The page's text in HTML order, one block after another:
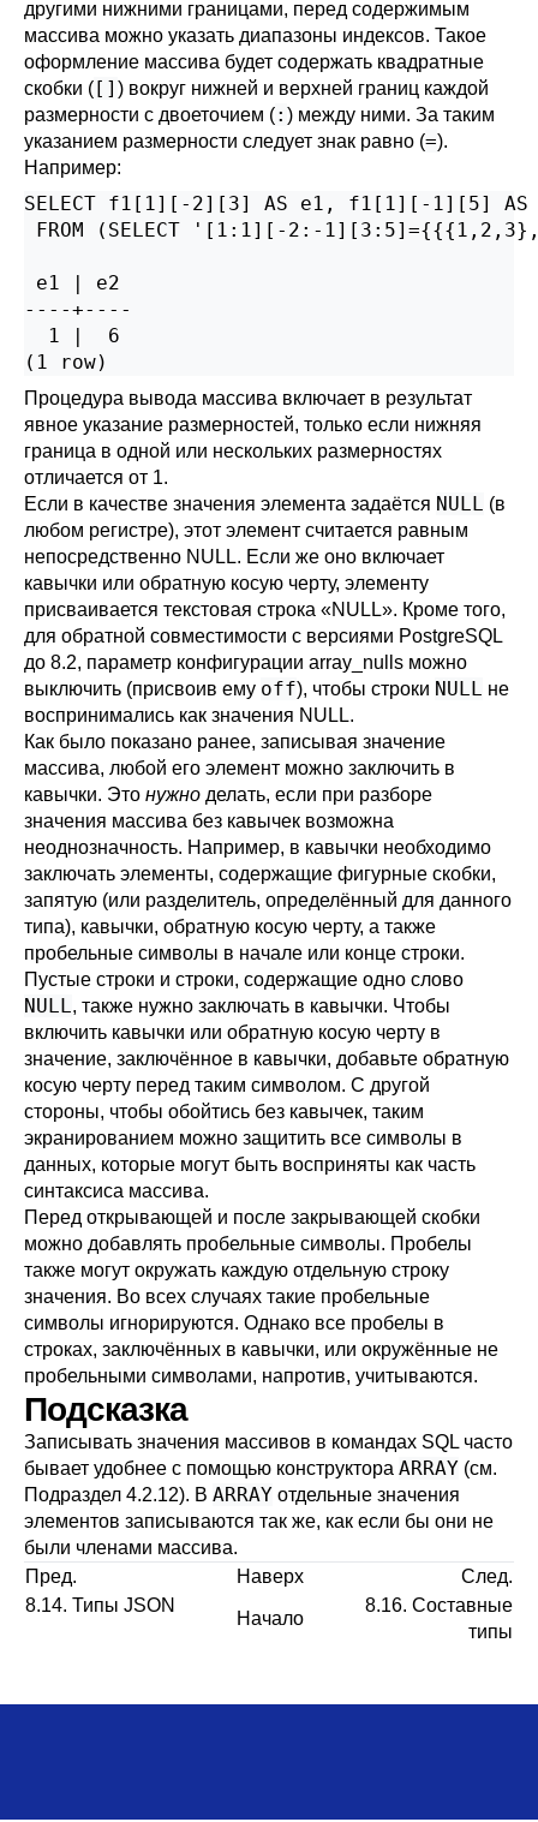
другими нижними границами, перед содержимым
массива можно указать диапазоны индексов. Такое
оформление массива будет содержать квадратные
скобки ([] ) вокруг нижней и верхней границ каждой
размерности с двоеточием (: ) между ними. За таким
указанием размерности следует знак равно (=).
Например:
SELECT f1[1][-2][3] AS e1, f1[1][-1][5] AS
FROM (SELECT '[1:1][-2:-
e1 | e2
----+----
  1 |  6
(1 row)
Процедура вывода массива включает в результат
явное указание размерностей, только если нижняя
граница в одной или нескольких размерностях
отличается от 1.
Если в качестве значения элемента задаётся NULL (в
любом регистре), этот элемент считается равным
непосредственно NULL. Если же оно включает
кавычки или обратную косую черту, элементу
присваивается текстовая строка «NULL». Кроме того,
для обратной совместимости с версиями PostgreSQL
до 8.2, параметр конфигурации array_nulls можно
выключить (присвоив ему off), чтобы строки NULL не
воспринимались как значения NULL.
Как было показано ранее, записывая значение
массива, любой его элемент можно заключить в
кавычки. Это нужно делать, если при разборе
значения массива без кавычек возможна
неоднозначность. Например, в кавычки необходимо
заключать элементы, содержащие фигурные скобки,
запятую (или разделитель, определённый для данного
типа), кавычки, обратную косую черту, а также
пробельные символы в начале или конце строки.
Пустые строки и строки, содержащие одно слово
NULL, также нужно заключать в кавычки. Чтобы
включить кавычки или обратную косую черту в
значение, заключённое в кавычки, добавьте обратную
косую черту перед таким символом. С другой
стороны, чтобы обойтись без кавычек, таким
экранированием можно защитить все символы в
данных, которые могут быть восприняты как часть
синтаксиса массива.
Перед открывающей и после закрывающей скобки
можно добавлять пробельные символы. Пробелы
также могут окружать каждую отдельную строку
значения. Во всех случаях такие пробельные
символы игнорируются. Однако все пробелы в
строках, заключённых в кавычки, или окружённые не
пробельными символами, напротив, учитываются.
Подсказка
Записывать значения массивов в командах SQL часто
бывает удобнее с помощью конструктора ARRAY (см.
Подраздел 4.2.12). В ARRAY отдельные значения
элементов записываются так же, как если бы они не
были членами массива.
Пред.
Наверх
След.
8.14. Типы JSON
Начало
8.16. Составные
типы